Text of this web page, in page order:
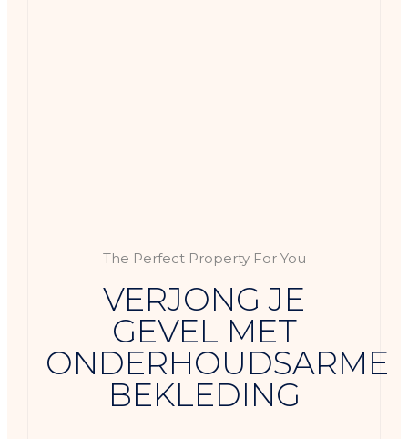
The Perfect Property For You
VERJONG JE
GEVEL MET
ONDERHOUDSARME
BEKLEDING